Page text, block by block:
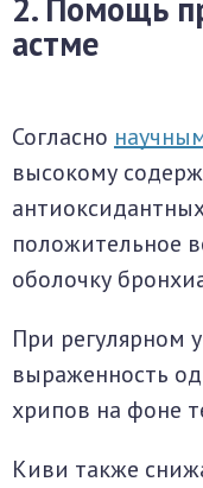
2. Помощь
астме
Согласно
высокому
положительное
оболочку
При регулярном
выраженность
хрипов на фоне
Киви также